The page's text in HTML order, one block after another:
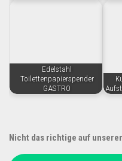
Edelstahl
Toilettenpapierspender
GASTRO
Nicht das richtige auf